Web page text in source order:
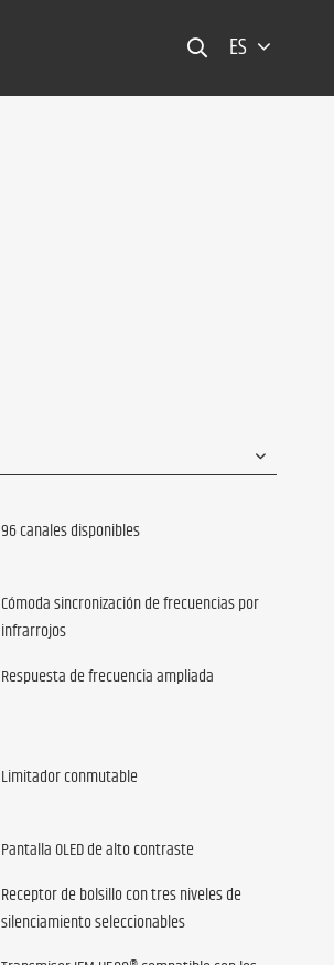
ES
96 canales disponibles
Cómoda sincronización de frecuencias por
infrarrojos
Respuesta de frecuencia ampliada
Limitador conmutable
Pantalla OLED de alto contraste
Receptor de bolsillo con tres niveles de
silenciamiento seleccionables